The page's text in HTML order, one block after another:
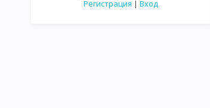
Регистрация | Вход